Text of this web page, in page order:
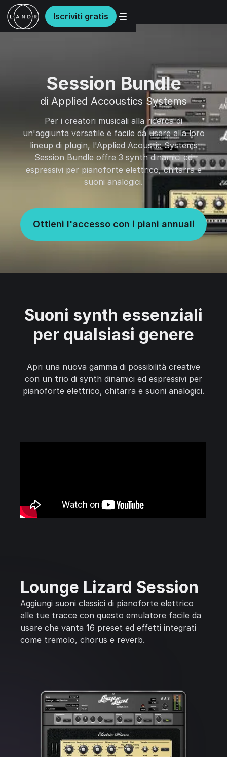
Iscriviti gratis
Session Bundle
di Applied Accoustics Systems
Per i creatori musicali alla ricerca di
un'aggiunta versatile e facile da usare alla loro
lineup di plugin, l'Applied Acoustic Systems
Session Bundle offre 3 synth dinamici ed
espressivi per pianoforte elettrico, chitarra e
suoni analogici.
Ottieni l'accesso con i piani annuali
Suoni synth essenziali
per qualsiasi genere
Apri una nuova gamma di possibilità creative
con un trio di synth dinamici ed espressivi per
pianoforte elettrico, chitarra e suoni analogici.
Lounge Lizard Session
Aggiungi suoni classici di pianoforte elettrico
alle tue tracce con questo emulatore facile da
usare che vanta 16 preset ed effetti integrati
come tremolo, chorus e reverb.